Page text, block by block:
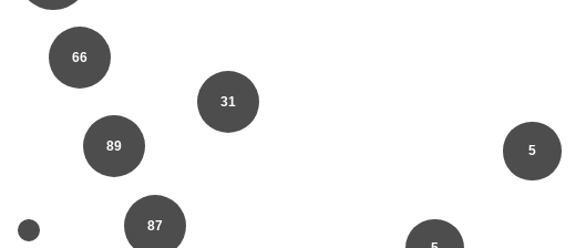
87
66
31
89
5